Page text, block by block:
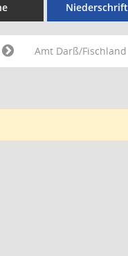
Amt Darß/Fischland